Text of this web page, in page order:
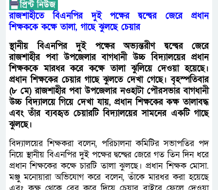
রাজশাহীতে বিএনপির দুই পক্ষের দ্বন্দ্বের জেরে প্রধান
শিক্ষককে কক্ষে তালা, গাছে ঝুলছে চেয়ার
স্থানীয় বিএনপির দুই পক্ষের অভ্যন্তরীণ দ্বন্দ্বের জেরে
রাজশাহীর পবা উপজেলার বাগধানী উচ্চ বিদ্যালয়ের প্রধান
শিক্ষককে মারধর করে কক্ষে তালা ঝুলিয়ে দেওয়া হয়েছে।
প্রধান শিক্ষকের চেয়ার গাছে ঝুলতে দেখা গেছে। বৃহস্পতিবার
(৮ মে) রাজশাহীর পবা উপজেলার নওহাটা পৌরসভার বাগধানী
উচ্চ বিদ্যালয়ে গিয়ে দেখা যায়, প্রধান শিক্ষকের কক্ষ তালাবদ্ধ
এবং তাঁর ব্যবহৃত চেয়ারটি বিদ্যালয়ের সামনের একটি গাছে
ঝুলছে।
বিদ্যালয়ের শিক্ষকরা বলেন, পরিচালনা কমিটির সভাপতির পদ
নিয়ে স্থানীয় বিএনপির দুই পক্ষের দ্বন্দ্বের জেরে গত তিন দিন ধরে
প্রধান শিক্ষকের কক্ষে চারটি তালা ঝুলছে। প্রধান শিক্ষক মোসা.
মঞ্জু মনোয়ারা অভিযোগ করে বলেন, তাঁকে মারধর করা হয়েছে